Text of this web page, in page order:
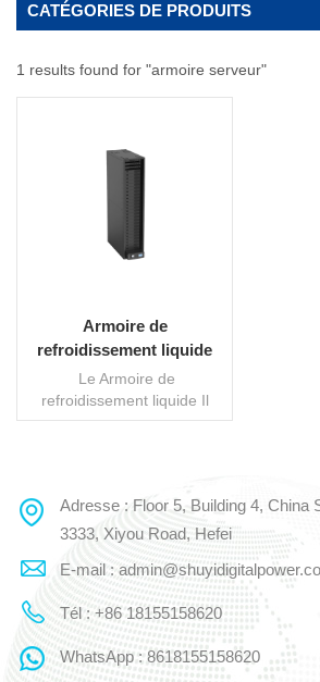
CATÉGORIES DE PRODUITS
1 results found for "armoire serveur"
Armoire de
refroidissement liquide
intelligente AICoolit™
pour centre de données
IA
Le Armoire de
refroidissement liquide Il
s'agit d'une baie serveur
données. Elle se compose
principalement de la baie
elle-même, d'un système de
tuyauterie, d'un système de
distribution électrique, d'une
carte d'échange et
d'équipements internes.
Conçue pour accueillir les
LIRE LA SUITE
Adresse : Floor 5, Building 4, China
3333, Xiyou Road, Hefei
E-mail :
Tél : +86 18155158620
WhatsApp : 8618155158620